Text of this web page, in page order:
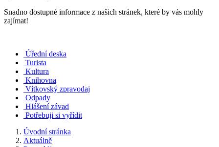
Snadno dostupné informace z našich stránek, které by vás mohly
zajímat!
Úřední deska
Turista
Kultura
Knihovna
Vítkovský zpravodaj
Odpady
Hlášení závad
Potřebuji si vyřídit
Úvodní stránka
Aktuálně